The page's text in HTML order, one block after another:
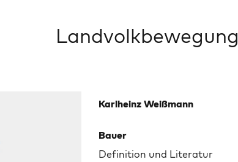
Landvolkbewegung
Karlheinz Weißmann
Bauer
Definition und Literatur